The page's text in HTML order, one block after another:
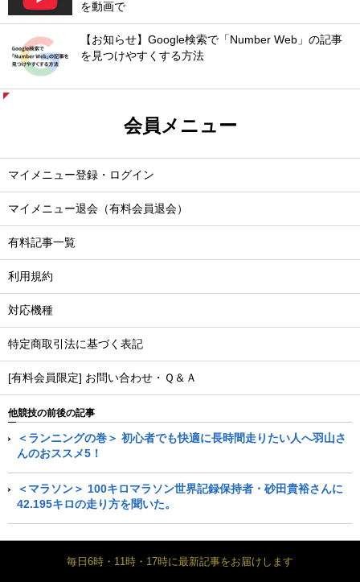
を動画で
【お知らせ】Google検索で「Number Web」の記事
を見つけやすくする方法
会員メニュー
マイメニュー登録・ログイン
マイメニュー退会（有料会員退会）
有料記事一覧
利用規約
対応機種
特定商取引法に基づく表記
[有料会員限定] お問い合わせ・Ｑ＆Ａ
他競技の前後の記事
＜ランニングの巻＞ 初心者でも快適に長時間走りたい人へ羽山さ
んのおススメ5！
＜マラソン＞ 100キロマラソン世界記録保持者・砂田貴裕さんに
42.195キロの走り方を聞いた。
毎日6時・11時・17時に最新記事をお届けします